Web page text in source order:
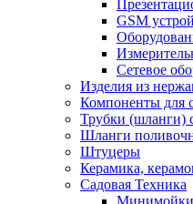
GSM
Сетевое
Изделия из
Компоненты для
Трубки (шланги)
Шланги
Штуцеры
Керамика,
Садовая Техника
Минимойки